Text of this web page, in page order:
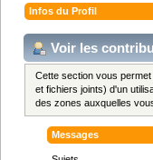
Infos du Profil
Voir les
Cette section vous
et fichiers joints) d'un
des zones auxquelles
Messages